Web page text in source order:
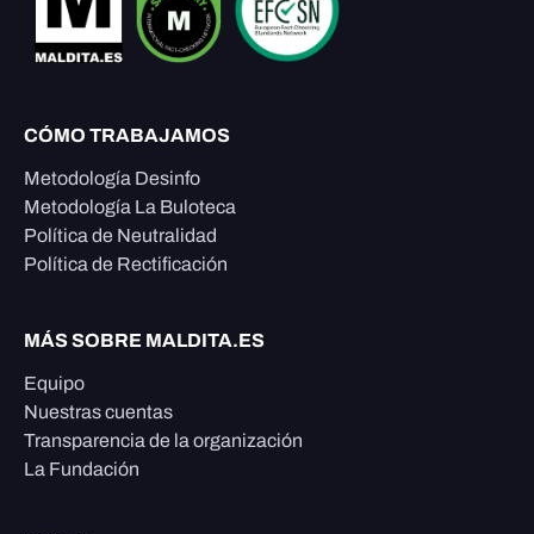
CÓMO TRABAJAMOS
Metodología Desinfo
Metodología La Buloteca
Política de Neutralidad
Política de Rectificación
MÁS SOBRE MALDITA.ES
Equipo
Nuestras cuentas
Transparencia de la organización
La Fundación